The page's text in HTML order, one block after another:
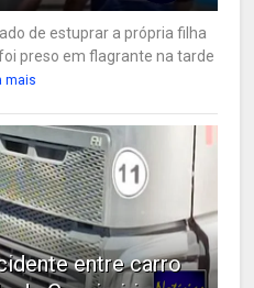
de estuprar a própria filha
preso em flagrante na tarde
mais
entre carro